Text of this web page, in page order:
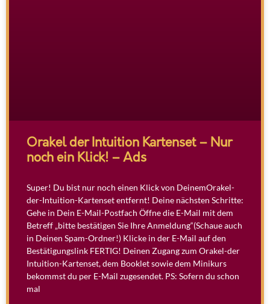
Orakel der Intuition Kartenset – Nur
noch ein Klick! – Ads
Super! Du bist nur noch einen Klick von DeinemOrakel-
der-Intuition-Kartenset entfernt! Deine nächsten Schritte:
Gehe in Dein E-Mail-Postfach Öffne die E-Mail mit dem
Betreff „bitte bestätigen Sie Ihre Anmeldung“(Schaue auch
in Deinen Spam-Ordner!) Klicke in der E-Mail auf den
Bestätigungslink FERTIG! Deinen Zugang zum Orakel-der
Intuition-Kartenset, dem Booklet sowie dem Minikurs
bekommst du per E-Mail zugesendet. PS: Sofern du schon
mal